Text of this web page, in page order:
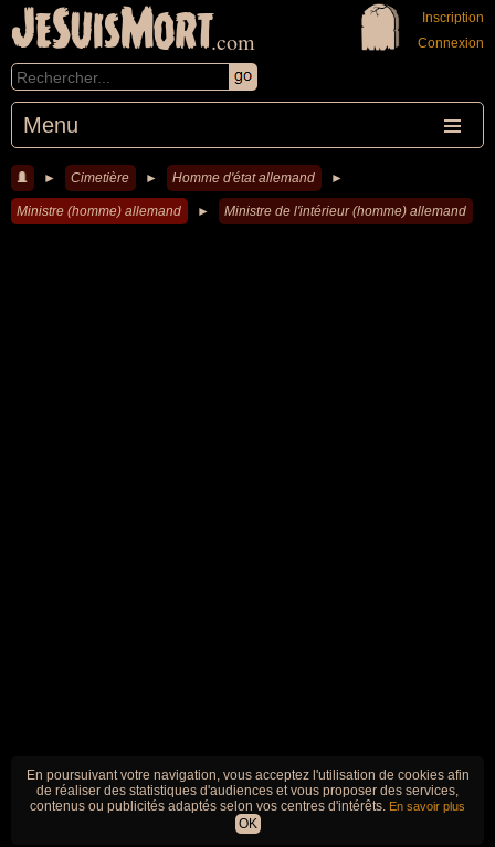
JeSuisMort.com
Menu
Inscription
Connexion
► Cimetière ► Homme d'état allemand ►
Ministre (homme) allemand ► Ministre de l'intérieur (homme) allemand
En poursuivant votre navigation, vous acceptez l'utilisation de cookies afin
de réaliser des statistiques d'audiences et vous proposer des services,
contenus ou publicités adaptés selon vos centres d'intérêts. En savoir plus
OK